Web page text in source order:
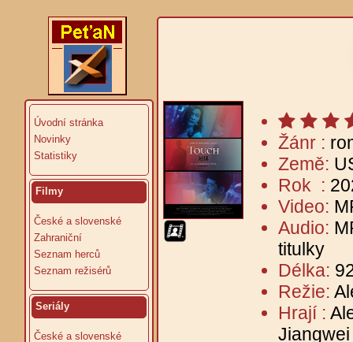
Úvodní stránka
Novinky
Statistiky
Filmy
České a slovenské
Zahraniční
Seznam herců
Seznam režisérů
Seriály
České a slovenské
Žánr :
Země:
Rok :
Video:
Audio:
titulky
Délka:
Režie:
Hrají :